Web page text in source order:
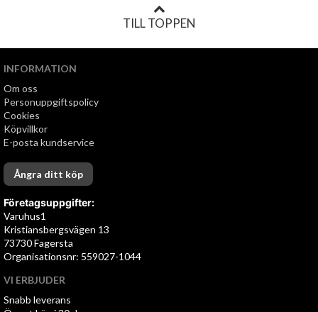
TILL TOPPEN
INFORMATION
Om oss
Personuppgiftspolicy
Cookies
Köpvillkor
E-posta kundservice
Ångra ditt köp
Företagsuppgifter:
Varuhus1
Kristiansbergsvägen 13
73730 Fagersta
Organisationsnr: 559027-1044
VI ERBJUDER
Snabb leverans